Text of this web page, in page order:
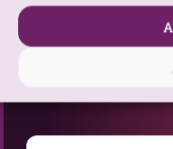
Gib deinen Standort